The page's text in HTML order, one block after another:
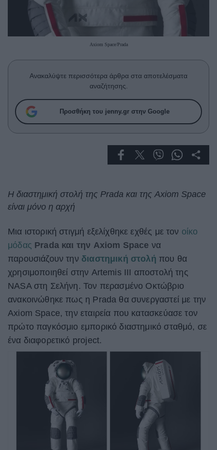
Πρόσωπα
Who
True Stories
Success Stories
Ζώδια
Cooking
Green
Αφιερώματα
ΒΟΞ
Χωρίς Ταμπέλες
Women's Forum
Hautes Grecians
Axiom Space/Prada
Ανακαλύψτε περισσότερα άρθρα στα αποτελέσματα
αναζήτησης.
Προσθήκη του jenny.gr στην Google
Η διαστημική στολή της Prada και της Axiom Space
είναι μόνο η αρχή
Μια ιστορική στιγμή εξελίχθηκε εχθές με τον οίκο
μόδας Prada και την Axiom Space να
παρουσιάζουν την διαστημική στολή που θα
χρησιμοποιηθεί στην Artemis III αποστολή της
NASA στη Σελήνη. Τον περασμένο Οκτώβριο
ανακοινώθηκε πως η Prada θα συνεργαστεί με την
Axiom Space, την εταιρεία που κατασκεύασε τον
πρώτο παγκόσμιο εμπορικό διαστημικό σταθμό, σε
ένα διαφορετικό project.